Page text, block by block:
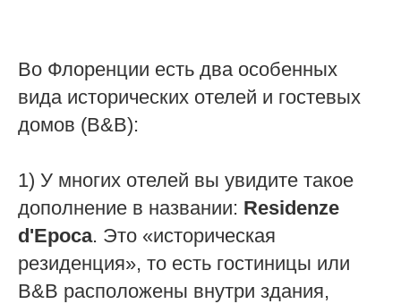
Во Флоренции есть два особенных
вида исторических отелей и гостевых
домов (B&B):
1) У многих отелей вы увидите такое
дополнение в названии: Residenze
d'Epoca. Это «историческая
резиденция», то есть гостиницы или
B&B расположены внутри здания,